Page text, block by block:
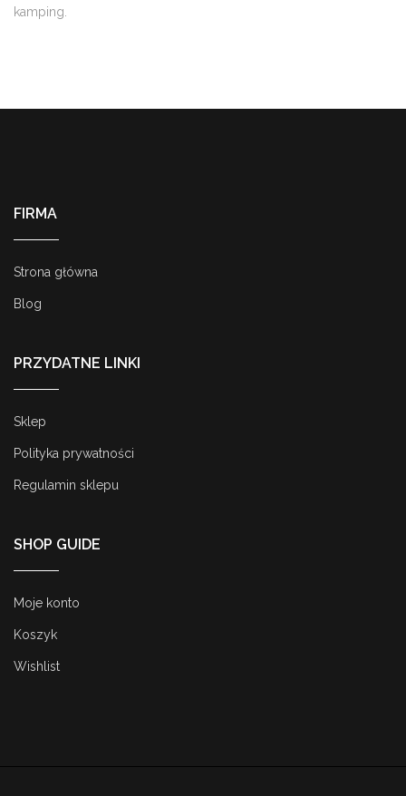
kamping.
FIRMA
Strona główna
Blog
PRZYDATNE LINKI
Sklep
Polityka prywatności
Regulamin sklepu
SHOP GUIDE
Moje konto
Koszyk
Wishlist